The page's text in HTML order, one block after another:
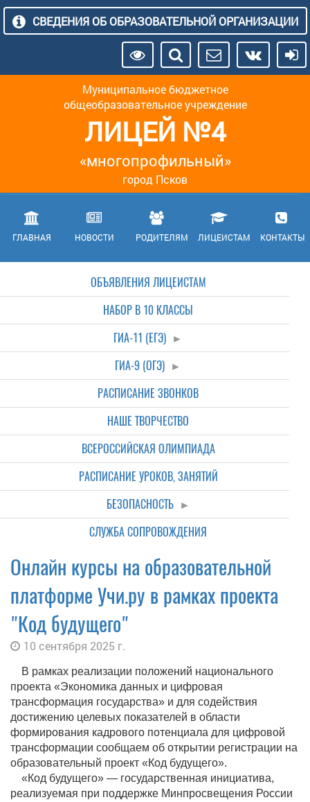
СВЕДЕНИЯ ОБ ОБРАЗОВАТЕЛЬНОЙ ОРГАНИЗАЦИИ
Муниципальное бюджетное
общеобразовательное учреждение
ЛИЦЕЙ №4
«многопрофильный»
город Псков
ГЛАВНАЯ НОВОСТИ РОДИТЕЛЯМ ЛИЦЕИСТАМ КОНТАКТЫ
ОБЪЯВЛЕНИЯ ЛИЦЕИСТАМ
НАБОР В 10 КЛАССЫ
ГИА-11 (ЕГЭ)
ГИА-9 (ОГЭ)
РАСПИСАНИЕ ЗВОНКОВ
НАШЕ ТВОРЧЕСТВО
ВСЕРОССИЙСКАЯ ОЛИМПИАДА
РАСПИСАНИЕ УРОКОВ, ЗАНЯТИЙ
БЕЗОПАСНОСТЬ
СЛУЖБА СОПРОВОЖДЕНИЯ
Онлайн курсы на образовательной
платформе Учи.ру в рамках проекта
"Код будущего"
10 сентября 2025 г.
В рамках реализации положений национального
проекта «Экономика данных и цифровая
трансформация государства» и для содействия
достижению целевых показателей в области
формирования кадрового потенциала для цифровой
трансформации сообщаем об открытии регистрации на
образовательный проект «Код будущего».
«Код будущего» — государственная инициатива,
реализуемая при поддержке Минпросвещения России